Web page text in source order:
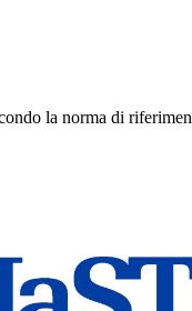
la norma di